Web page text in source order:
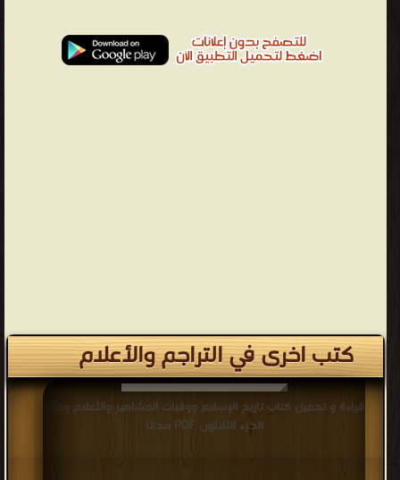
كتب اخرى في التراجم والأعلام
قراءة و تحميل كتاب تاريخ الإسلام ووفيات المشاهير والأعلام وذيله
الجزء الثلاثون PDF مجانا